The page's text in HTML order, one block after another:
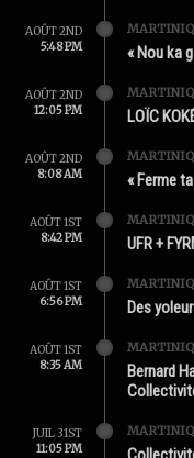
AOÛT 2ND
5:48 PM
« Nou ka
AOÛT 2ND
12:05 PM
LOÏC
AOÛT 2ND
8:08 AM
« Ferme
AOÛT 1ST
8:42 PM
UFR +
AOÛT 1ST
6:56 PM
Des
AOÛT 1ST
8:35 AM
Bernard
JUIL 31ST
11:05 PM